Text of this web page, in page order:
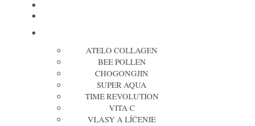
ATELO COLLAGEN
BEE POLLEN
CHOGONGJIN
SUPER AQUA
TIME REVOLUTION
VITA C
VLASY A LÍČENIE